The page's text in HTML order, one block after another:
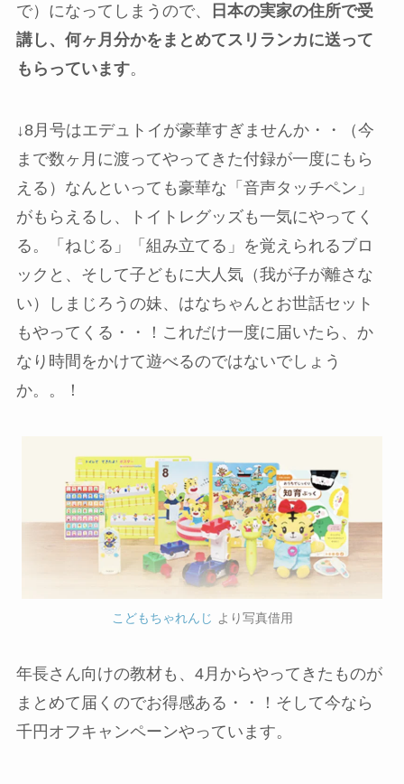
で）になってしまうので、
日本の実家の住所で受
講し、何ヶ月分かをまとめてスリランカに送って
もらっています。
↓8月号はエデュトイが豪華すぎませんか・・（今
まで数ヶ月に渡ってやってきた付録が一度にもら
える）なんといっても豪華な「音声タッチペン」
がもらえるし、トイトレグッズも一気にやってく
る。「ねじる」「組み立てる」を覚えられるブロ
ックと、そして子どもに大人気（我が子が離さな
い）しまじろうの妹、はなちゃんとお世話セット
もやってくる・・！これだけ一度に届いたら、か
なり時間をかけて遊べるのではないでしょう
か。。！
こどもちゃれんじ より写真借用
年長さん向けの教材も、4月からやってきたものが
まとめて届くのでお得感ある・・！そして今なら
千円オフキャンペーンやっています。